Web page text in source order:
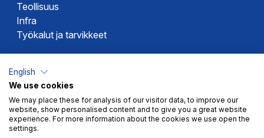
Teollisuus
Infra
Työkalut ja tarvikkeet
Altech
Alterna
Novipro
Votec
English
We use cookies
We may place these for analysis of our visitor data, to improve our
website, show personalised content and to give you a great website
experience. For more information about the cookies we use open the
settings.